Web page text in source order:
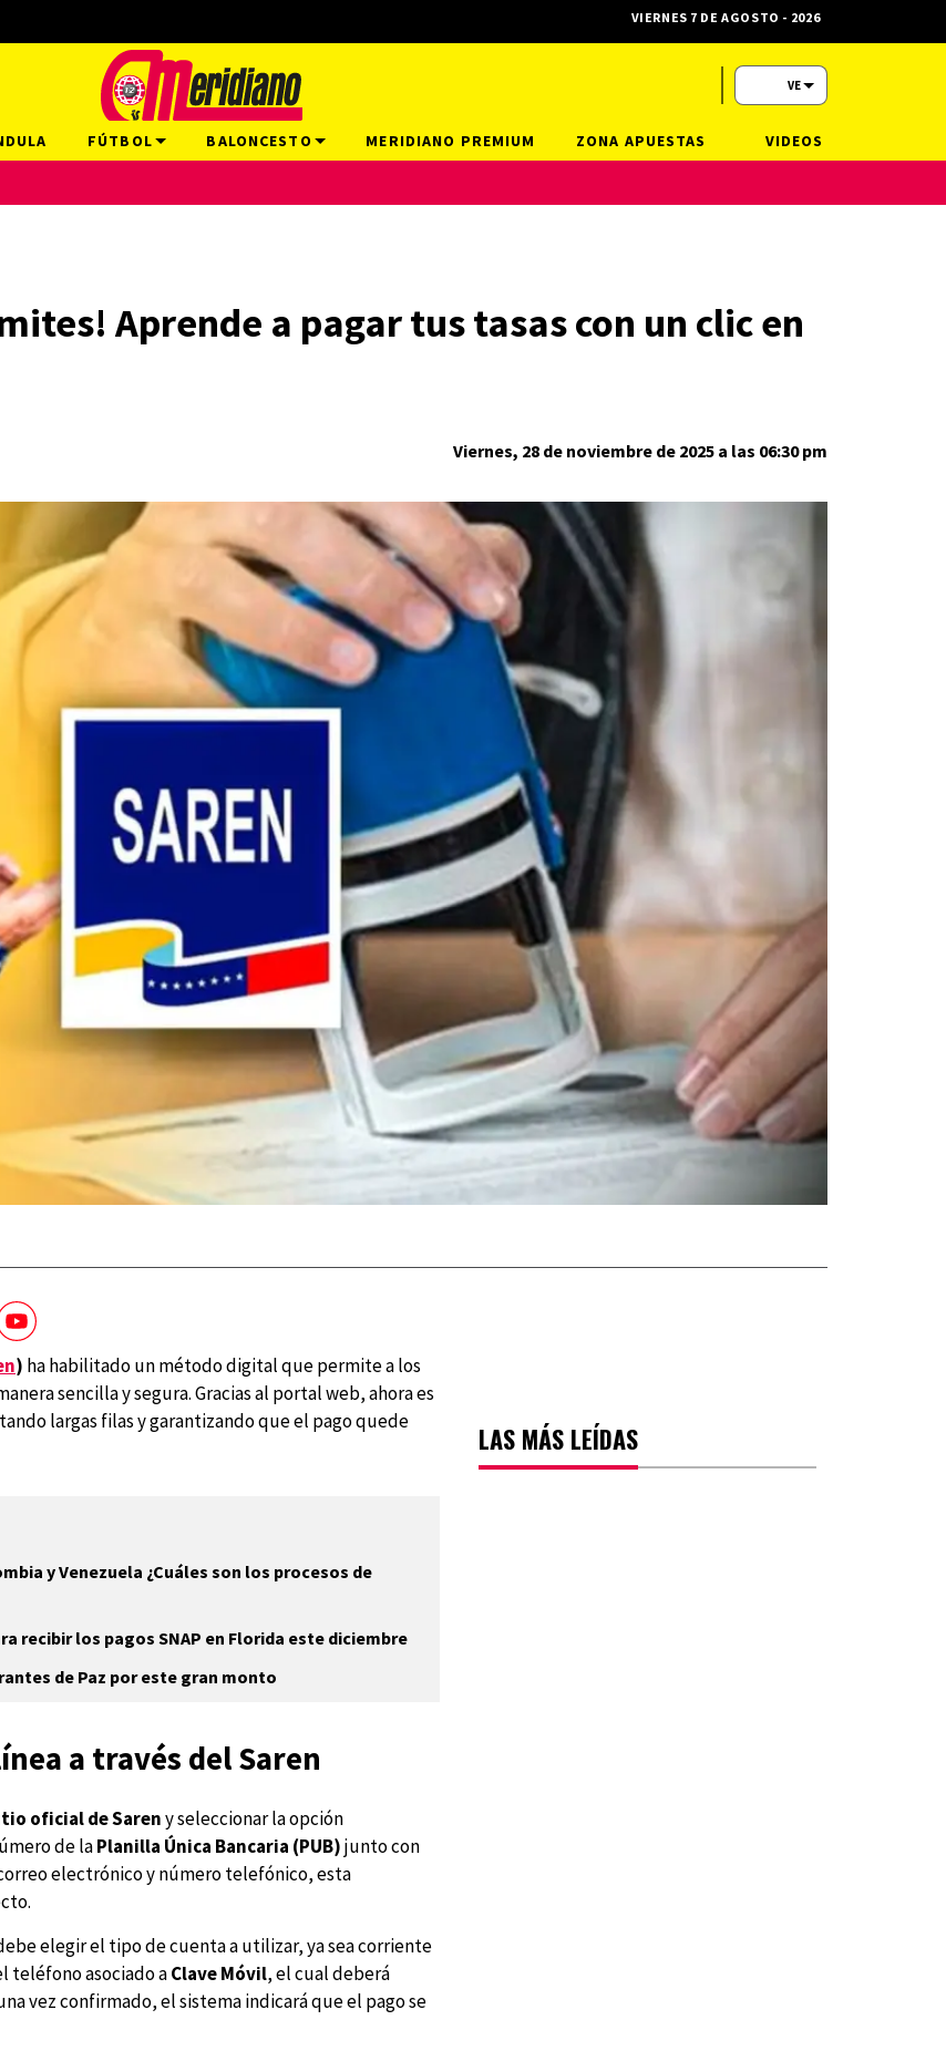
Aprende a pagar tus tasas con un clic en
Viernes, 28 de noviembre de 2025 a las 06:30 pm
) ha habilitado un método digital que permite a los
sencilla y segura. Gracias al portal web, ahora es
largas filas y garantizando que el pago quede
y Venezuela ¿Cuáles son los procesos de
recibir los pagos SNAP en Florida este diciembre
de Paz por este gran monto
a través del Saren
oficial de Sareny seleccionar la opción
de laPlanilla Única Bancaria (PUB)junto con
electrónico y número telefónico, esta
elegir el tipo de cuenta a utilizar, ya sea corriente
teléfono asociado aClave Móvil, el cual deberá
vez confirmado, el sistema indicará que el pago se
LAS MÁS LEÍDAS
VIERNES 7 DE AGOSTO - 2026
VE
FÚTBOL BALONCESTO MERIDIANO PREMIUM ZONA APUESTAS VIDEOS